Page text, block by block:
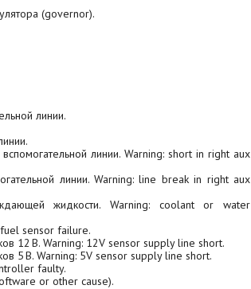
(governor).
линии.
линии. Warning: short in right aux
линии. Warning: line break in right aux
жидкости. Warning: coolant or water
sensor failure.
12 В. Warning: 12V sensor supply line short.
5 В. Warning: 5V sensor supply line short.
faulty.
or other cause).